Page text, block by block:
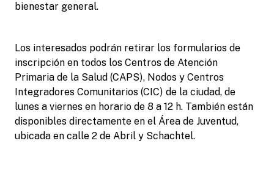
bienestar general.
Los interesados podrán retirar los formularios de
inscripción en todos los Centros de Atención
Primaria de la Salud (CAPS), Nodos y Centros
Integradores Comunitarios (CIC) de la ciudad, de
lunes a viernes en horario de 8 a 12 h. También están
disponibles directamente en el Área de Juventud,
ubicada en calle 2 de Abril y Schachtel.